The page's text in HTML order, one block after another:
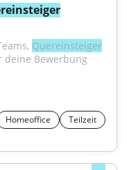
Quereinsteiger
Bewerbung
Homeoffice
Teilzeit